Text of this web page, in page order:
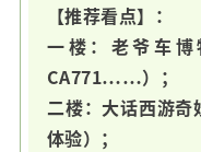
【推荐看点】：
一楼：老爷车
CA771……）；
二楼：大话西游
体验）；